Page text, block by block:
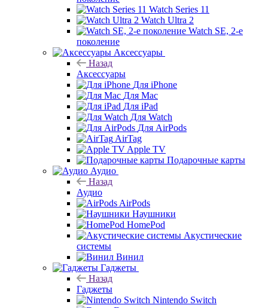
Watch Series 11
Watch Ultra 2
Watch SE, 2-е
поколение
Аксессуары
Назад
Аксессуары
Для iPhone
Для Mac
Для iPad
Для Watch
Для AirPods
AirTag
Apple TV
Подарочные карты
Аудио
Назад
Аудио
AirPods
Наушники
HomePod
Акустические
системы
Винил
Гаджеты
Назад
Гаджеты
Nintendo Switch